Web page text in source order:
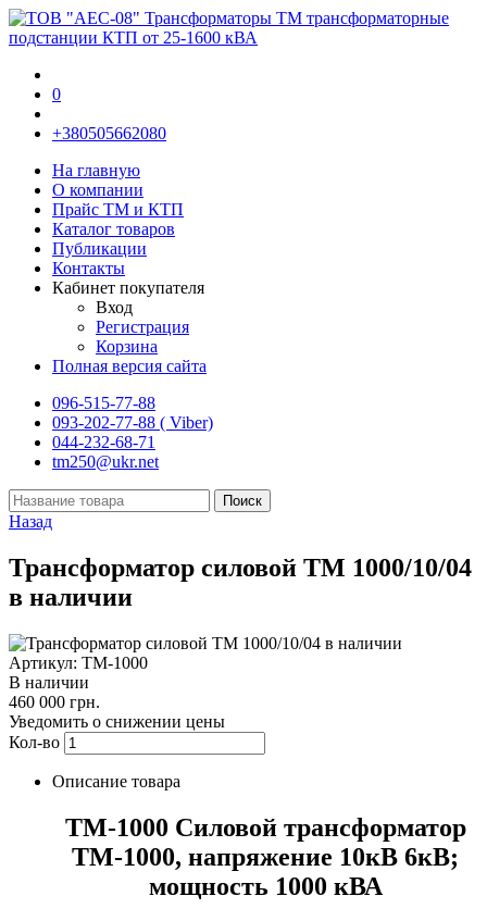
0
+380505662080
На главную
О компании
Прайс TM и КТП
Каталог товаров
Публикации
Контакты
Кабинет покупателя
Вход
Регистрация
Корзина
Полная версия сайта
096-515-77-88
093-202-77-88 ( Viber)
044-232-68-71
tm250@ukr.net
Назад
Трансформатор силовой ТМ 1000/10/04
в наличии
Артикул: ТМ-1000
В наличии
460 000 грн.
Уведомить о снижении цены
Кол-во
Описание товара
ТМ-1000 Силовой трансформатор
ТМ-1000, напряжение 10кВ 6кВ;
мощность 1000 кВА